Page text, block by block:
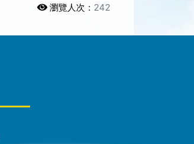
瀏覽人次： 242